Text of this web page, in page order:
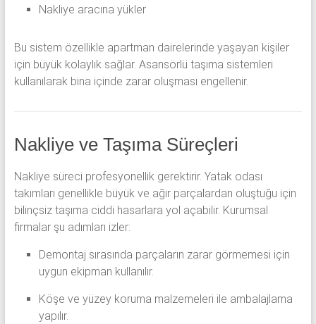
Nakliye aracına yükler
Bu sistem özellikle apartman dairelerinde yaşayan kişiler
için büyük kolaylık sağlar. Asansörlü taşıma sistemleri
kullanılarak bina içinde zarar oluşması engellenir.
Nakliye ve Taşıma Süreçleri
Nakliye süreci profesyonellik gerektirir. Yatak odası
takımları genellikle büyük ve ağır parçalardan oluştuğu için
bilinçsiz taşıma ciddi hasarlara yol açabilir. Kurumsal
firmalar şu adımları izler:
Demontaj sırasında parçaların zarar görmemesi için
uygun ekipman kullanılır.
Köşe ve yüzey koruma malzemeleri ile ambalajlama
yapılır.